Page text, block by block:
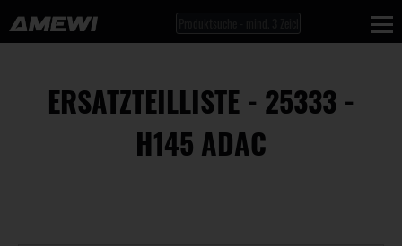
ERSATZTEILLISTE - 25333 -
H145 ADAC